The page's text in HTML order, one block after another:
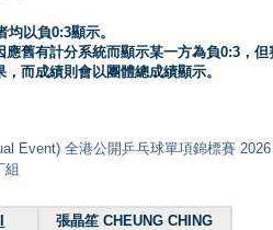
以負0:3顯示。
舊有計分系統而顯示某一方為負0:3，
而成績則會以團體總成績顯示。
Event) 全港公開乒乓球單項錦標賽 2026
組
張晶笙 CHEUNG CHING